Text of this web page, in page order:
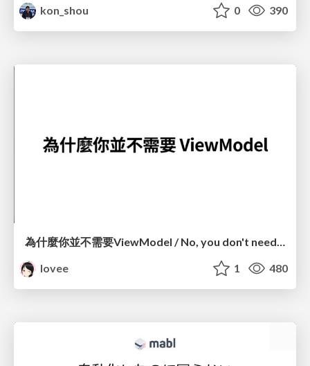
kon_shou
0 390
為什麼你並不需要ViewModel / No, you don't need a ViewModel
lovee
1 480